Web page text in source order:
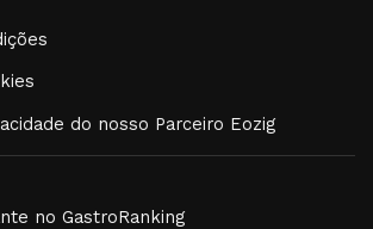
do nosso Parceiro Eozig
no GastroRanking